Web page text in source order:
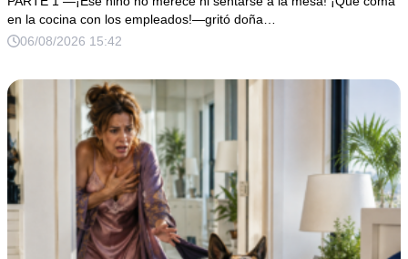
lugar”. Permanecí en silencio hasta que terminaron de
firmar; entonces mostré una grabación y alguien llamó a
en la cocina con los empleados!—gritó doña…
06/08/2026 15:42